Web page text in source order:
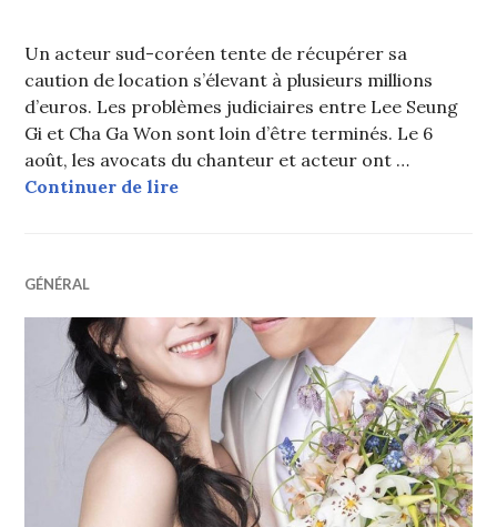
Un acteur sud-coréen tente de récupérer sa
caution de location s’élevant à plusieurs millions
d’euros. Les problèmes judiciaires entre Lee Seung
Gi et Cha Ga Won sont loin d’être terminés. Le 6
août, les avocats du chanteur et acteur ont …
Continuer de lireUn acteur coréen ne récupère pas
GÉNÉRAL